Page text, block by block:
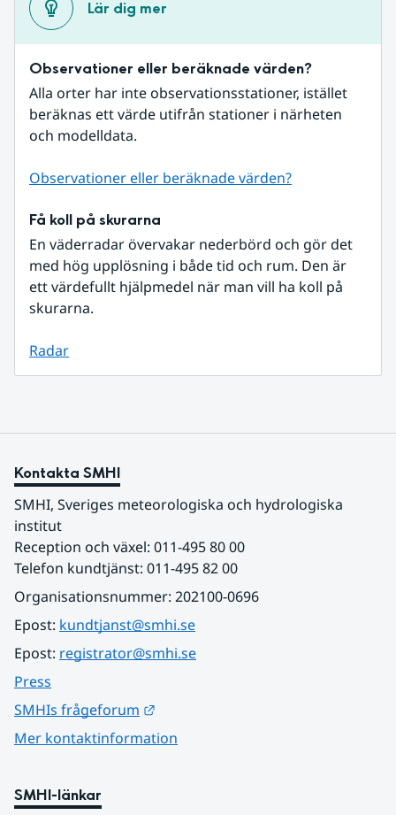
Lär dig mer
Observationer eller beräknade värden?
Alla orter har inte observationsstationer, istället
beräknas ett värde utifrån stationer i närheten
och modelldata.
Observationer eller beräknade värden?
Få koll på skurarna
En väderradar övervakar nederbörd och gör det
med hög upplösning i både tid och rum. Den är
ett värdefullt hjälpmedel när man vill ha koll på
skurarna.
Radar
Kontakta SMHI
SMHI, Sveriges meteorologiska och hydrologiska
institut
Reception och växel: 011-495 80 00
Telefon kundtjänst: 011-495 82 00
Organisationsnummer: 202100-0696
Epost: kundtjanst@smhi.se
Epost: registrator@smhi.se
Press
SMHIs frågeforum
Mer kontaktinformation
SMHI-länkar